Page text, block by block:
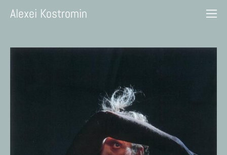
Alexei Kostromin